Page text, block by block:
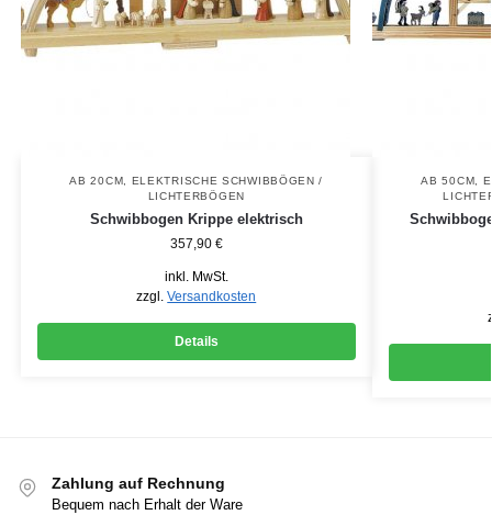
AB 20CM
ELEKTRISCHE SCHWIBBÖGEN /
LICHTERBÖGEN
Schwibbogen Krippe elektrisch
357,90 €
inkl. MwSt.
zzgl.Versandkosten
Details
AB 50CM
Zahlung auf Rechnung
Bequem nach Erhalt der Ware